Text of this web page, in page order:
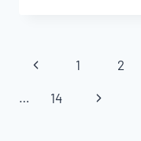
Nawigacja
strony
Poprzednia
strona
1 2
… 14
Następna